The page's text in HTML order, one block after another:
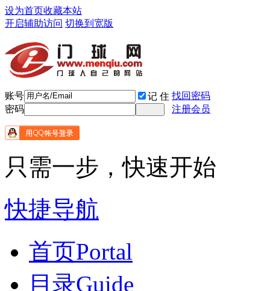
设为首页收藏本站
开启辅助访问 切换到宽版
账号 记 住 找回密码
密码
注册会员
只需一步，快速开始
快捷导航
首页Portal
目录Guide